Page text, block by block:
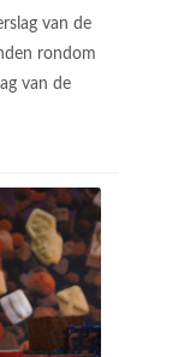
van de
rondom
van de